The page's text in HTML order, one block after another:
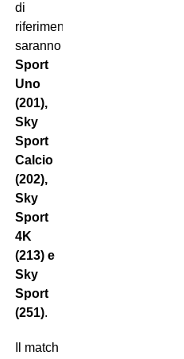
di
riferimento
saranno
Sport
Uno
(201),
Sky
Sport
Calcio
(202),
Sky
Sport
4K
(213) e
Sky
Sport
(251).
Il match